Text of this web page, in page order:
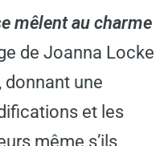
mêlent au charme
de Joanna Locke
une
et les
même s’ils